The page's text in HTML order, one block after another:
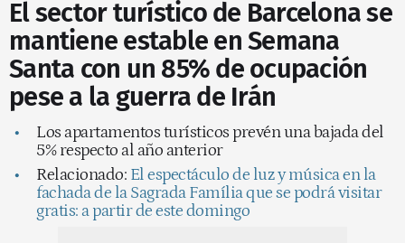
El sector turístico de Barcelona se
mantiene estable en Semana
Santa con un 85% de ocupación
pese a la guerra de Irán
Los apartamentos turísticos prevén una bajada del
5% respecto al año anterior
Relacionado: El espectáculo de luz y música en la
fachada de la Sagrada Família que se podrá visitar
gratis: a partir de este domingo